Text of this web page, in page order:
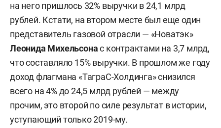
на него пришлось 32% выручки в 24,1 млрд
рублей. Кстати, на втором месте был еще один
представитель газовой отрасли — «Новатэк»
Леонида Михельсонас контрактами на 3,7 млрд,
что составляло 15% выручки. В прошлом же году
доход флагмана «ТаграС-Холдинга» снизился
всего на 4% до 24,5 млрд рублей — между
прочим, это второй по силе результат в истории,
уступающий только 2019-му.